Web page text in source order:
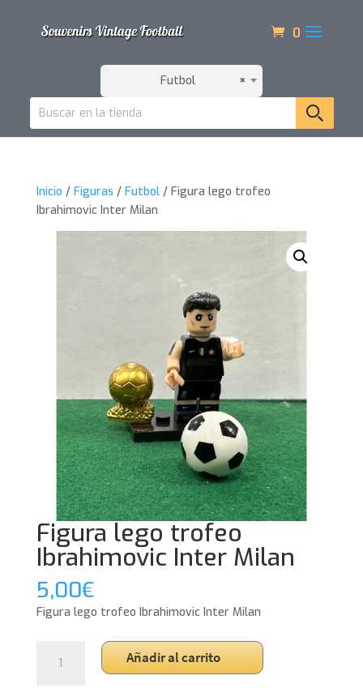
0
×
Futbol
Inicio / Figuras / Futbol/ Figura lego trofeo
Ibrahimovic Inter Milan
Figura lego trofeo
Ibrahimovic Inter Milan
5,00€
Figura lego trofeo Ibrahimovic Inter Milan
Añadir al carrito